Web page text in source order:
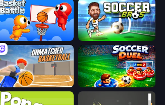
Basket Battle Soccer Bros
Unmatched Basketball Soccer Duel